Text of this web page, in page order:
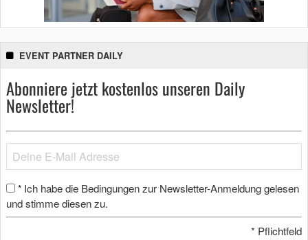
EVENT PARTNER DAILY
Abonniere jetzt kostenlos unseren Daily
Newsletter!
* Ich habe die Bedingungen zur Newsletter-Anmeldung gelesen
und stimme diesen zu.
* Pflichtfeld